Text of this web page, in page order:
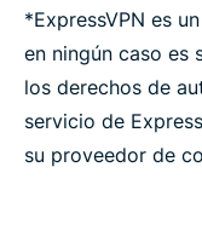
*ExpressVPN es
en ningún caso es
los derechos de
servicio de
su proveedor de